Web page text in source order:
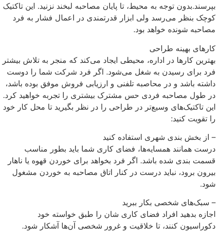
بپرسند.بدون توجه به محیط، تا پایان مصاحبه لبخند نزنید. این تاکتیک
کوچک بنظر می‌رسد ولی ابزار قدرتمندی در اعمال فشار به فرد
مصاحبه شونده خواهد بود.
کارهای بهینه طراحی
بهترین کارها در اداره، محیطی ایجاد می‌کند که منجر به تلاش بیشتر
فرد برای رسیدن به شغل می‌شود. اگر فرد شرکت شما را دوست
داشته باشد و در محاصبه تلفنی و ارزیابی فروش موفق بوده باشد،
در طول مصاحبه فردی حس مشترک بیشتری را تجربه خواهید کرد.
این تاکتیک‌های وسیع‌تر در طراحی را در نظر بگیرید تا محل کار خود
را تقویت کنید:
– از بخش بندی شهری استفاده کنید
درست همانند همسایه‌ها، فضای کاری شما باید بطور مناسب
قسمت بندی شده باشد. اگر فرد بخواهد برای خوردن قهوه یا ناهار
بیرون برود، نباید درست در کنار اتاق مصاحبه به خوردن مشغول
شود.
– سبک‌های شخصی بکار ببرید
اجازه بدهید افراد فضای کاری شان را طبق خواسته خود
دکوراسیون کنند، تا خلاقیت و غرور شخصی آن‌ها آشکار شود.